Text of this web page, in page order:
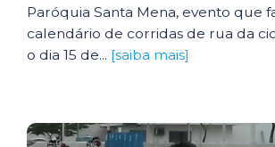
Paróquia Santa Mena, evento que
calendário de corridas de rua da
o dia 15 de... [saiba mais]